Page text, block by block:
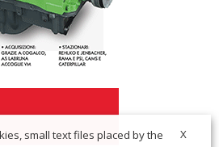
X
small text files placed by the